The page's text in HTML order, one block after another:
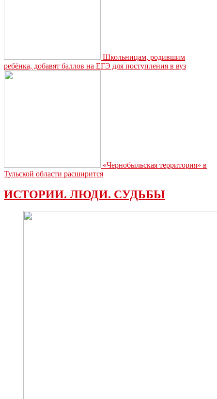
Школьницам, родившим
ребёнка, добавят баллов на ЕГЭ для поступления в вуз
«Чернобыльская территория» в
Тульской области расширится
ИСТОРИИ. ЛЮДИ. СУДЬБЫ